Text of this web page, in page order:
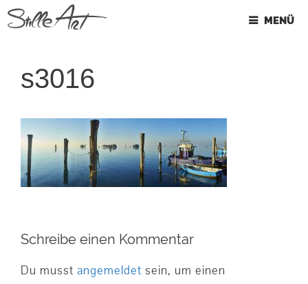
Springe
zum
MENÜ
s3016
Schreibe einen Kommentar
Du musst angemeldet sein, um einen